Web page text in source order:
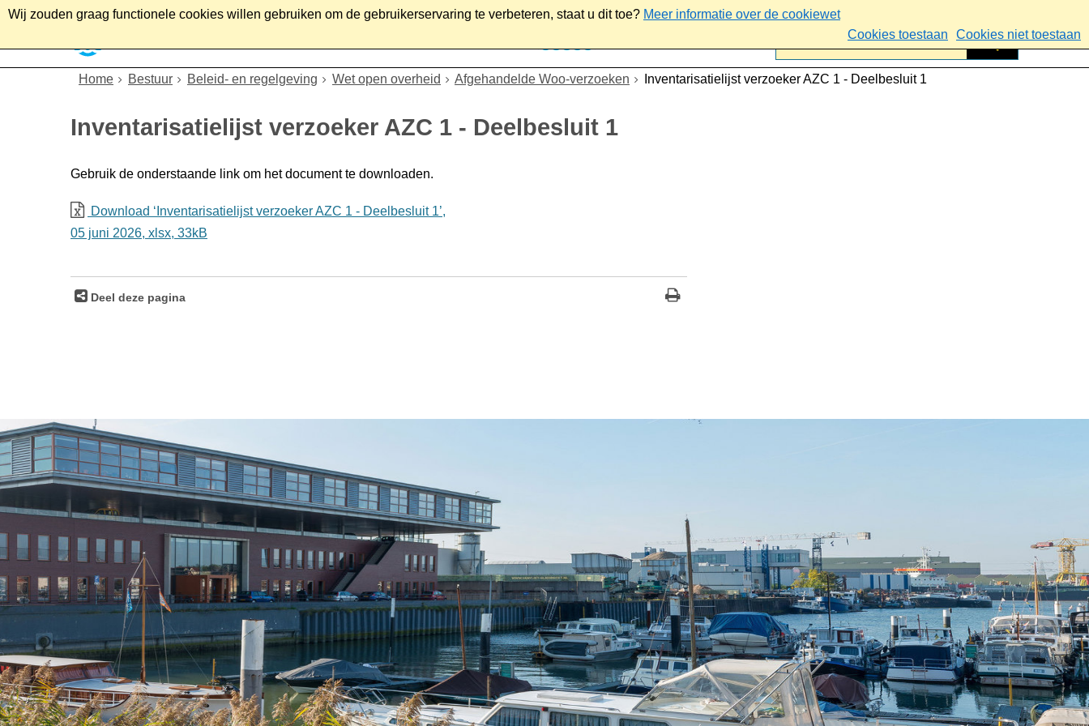
Wij zouden graag functionele cookies willen gebruiken om de gebruikerservaring te verbeteren, staat u dit toe? Meer informatie over de cookiewet
Cookies toestaan
Cookies niet toestaan
Home Bestuur Beleid- en regelgeving Wet open overheid Afgehandelde Woo-verzoeken Inventarisatielijst verzoeker AZC 1 - Deelbesluit 1
Inventarisatielijst verzoeker AZC 1 - Deelbesluit 1
Gebruik de onderstaande link om het document te downloaden.
Download ‘Inventarisatielijst verzoeker AZC 1 - Deelbesluit 1’,
05 juni 2026, xlsx, 33kB
Deel deze pagina